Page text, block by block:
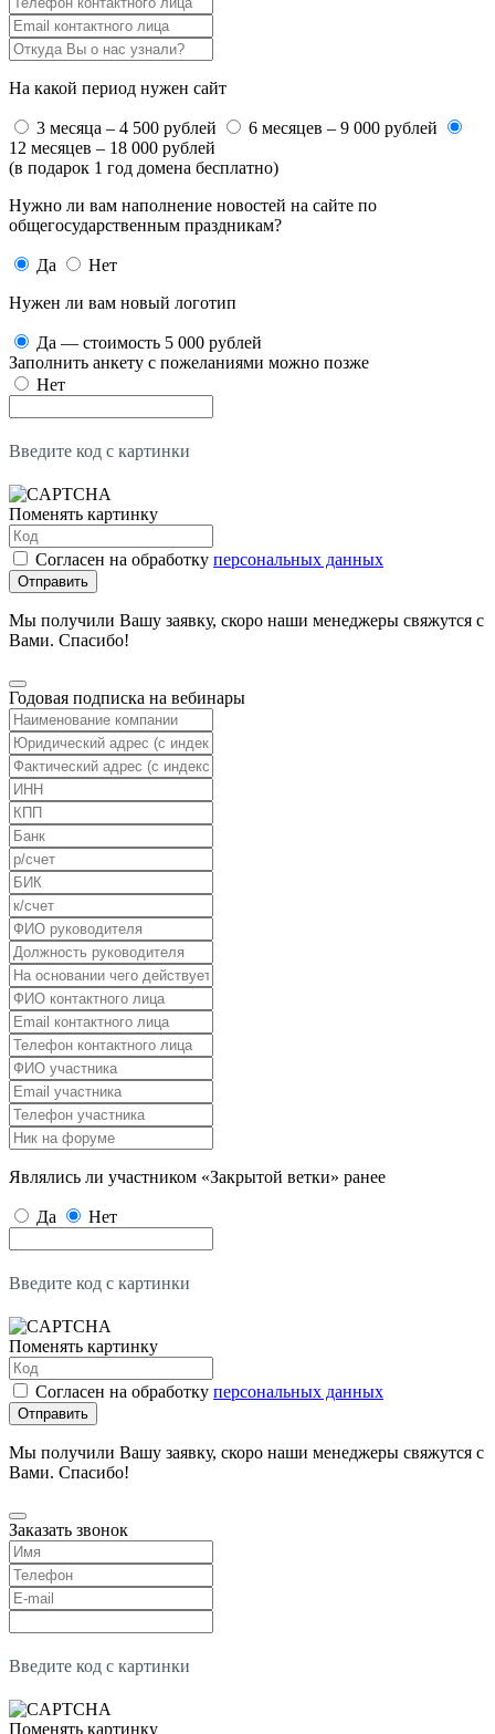
На какой период нужен сайт
3 месяца – 4 500 рублей
6 месяцев – 9 000 рублей
12 месяцев – 18 000 рублей
(в подарок 1 год домена бесплатно)
Нужно ли вам наполнение новостей на сайте по
общегосударственным праздникам?
Да
Нет
Нужен ли вам новый логотип
Да — стоимость 5 000 рублей
Заполнить анкету с пожеланиями можно позже
Нет
Введите код с картинки
Поменять картинку
Согласен на обработку персональных данных
Отправить
Мы получили Вашу заявку, скоро наши менеджеры свяжутся с
Вами. Спасибо!
Годовая подписка на вебинары
Являлись ли участником «Закрытой ветки» ранее
Да Нет
Введите код с картинки
Поменять картинку
Согласен на обработку персональных данных
Отправить
Мы получили Вашу заявку, скоро наши менеджеры свяжутся с
Вами. Спасибо!
Заказать звонок
Введите код с картинки
Поменять картинку